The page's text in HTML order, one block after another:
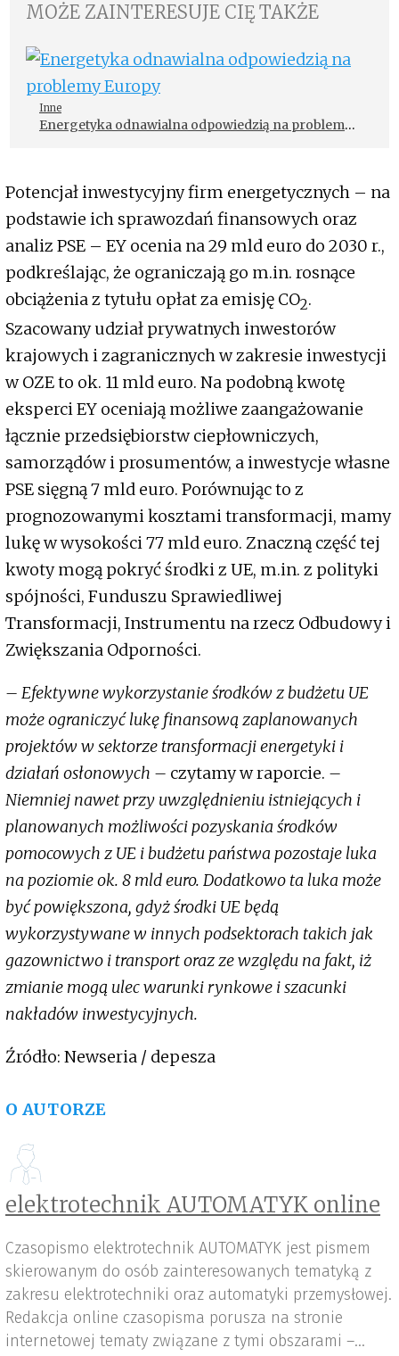
MOŻE ZAINTERESUJE CIĘ TAKŻE
Inne
Energetyka odnawialna odpowiedzią na problemy
Potencjał inwestycyjny firm energetycznych – na
podstawie ich sprawozdań finansowych oraz
analiz PSE – EY ocenia na 29 mld euro do 2030 r.,
podkreślając, że ograniczają go m.in. rosnące
obciążenia z tytułu opłat za emisję CO2.
Szacowany udział prywatnych inwestorów
krajowych i zagranicznych w zakresie inwestycji
w OZE to ok. 11 mld euro. Na podobną kwotę
eksperci EY oceniają możliwe zaangażowanie
łącznie przedsiębiorstw ciepłowniczych,
samorządów i prosumentów, a inwestycje własne
PSE sięgną 7 mld euro. Porównując to z
prognozowanymi kosztami transformacji, mamy
lukę w wysokości 77 mld euro. Znaczną część tej
kwoty mogą pokryć środki z UE, m.in. z polityki
spójności, Funduszu Sprawiedliwej
Transformacji, Instrumentu na rzecz Odbudowy i
Zwiększania Odporności.
– Efektywne wykorzystanie środków z budżetu UE
może ograniczyć lukę finansową zaplanowanych
projektów w sektorze transformacji energetyki i
działań osłonowych – czytamy w raporcie. –
Niemniej nawet przy uwzględnieniu istniejących i
planowanych możliwości pozyskania środków
pomocowych z UE i budżetu państwa pozostaje luka
na poziomie ok. 8 mld euro. Dodatkowo ta luka może
być powiększona, gdyż środki UE będą
wykorzystywane w innych podsektorach takich jak
gazownictwo i transport oraz ze względu na fakt, iż
zmianie mogą ulec warunki rynkowe i szacunki
nakładów inwestycyjnych.
Źródło: Newseria / depesza
O AUTORZE
elektrotechnik AUTOMATYK online
Czasopismo elektrotechnik AUTOMATYK jest pismem
skierowanym do osób zainteresowanych tematyką z
zakresu elektrotechniki oraz automatyki przemysłowej.
Redakcja online czasopisma porusza na stronie
internetowej tematy związane z tymi obszarami –